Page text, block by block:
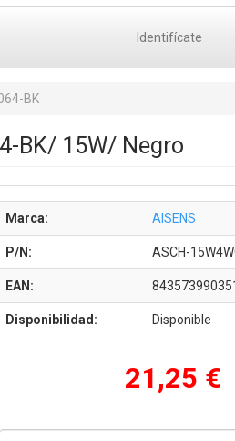
Identifícate
BK
BK/ 15W/ Negro
Marca: AISENS
P/N: ASCH-
EAN:
Disponibilidad: Disponible
21,25 €